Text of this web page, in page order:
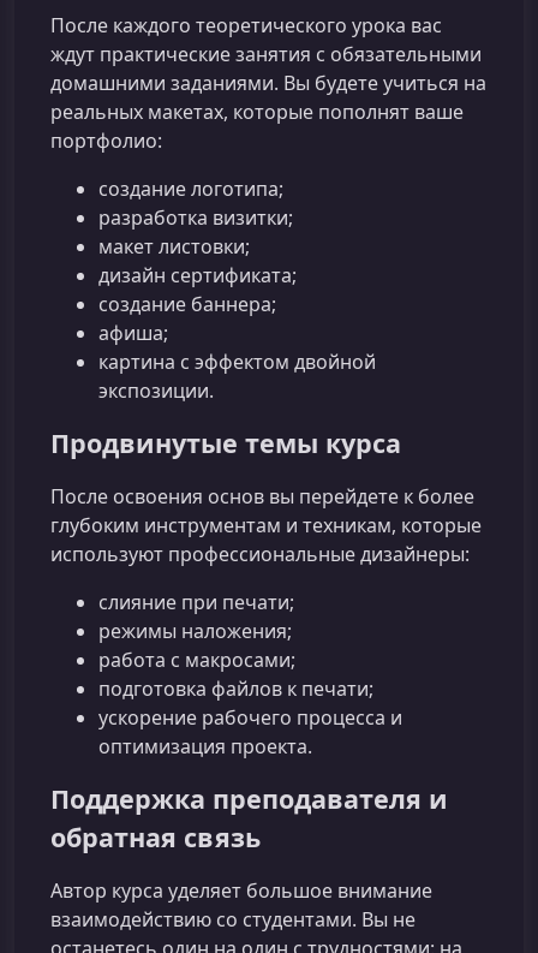
После каждого теоретического урока вас
ждут практические занятия с обязательными
домашними заданиями. Вы будете учиться на
реальных макетах, которые пополнят ваше
портфолио:
создание логотипа;
разработка визитки;
макет листовки;
дизайн сертификата;
создание баннера;
афиша;
картина с эффектом двойной
экспозиции.
Продвинутые темы курса
После освоения основ вы перейдете к более
глубоким инструментам и техникам, которые
используют профессиональные дизайнеры:
слияние при печати;
режимы наложения;
работа с макросами;
подготовка файлов к печати;
ускорение рабочего процесса и
оптимизация проекта.
Поддержка преподавателя и
обратная связь
Автор курса уделяет большое внимание
взаимодействию со студентами. Вы не